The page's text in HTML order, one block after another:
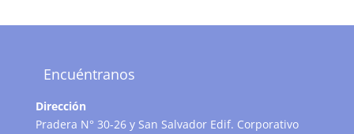
Encuéntranos
Dirección
Pradera N° 30-26 y San Salvador Edif. Corporativo